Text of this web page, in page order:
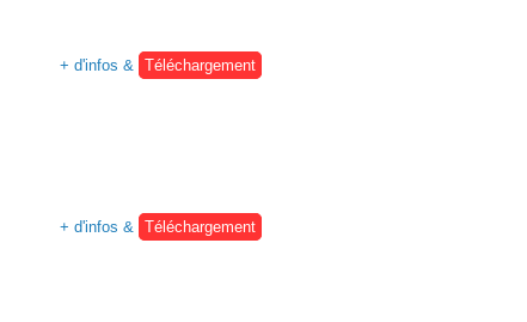
+ d'infos &
Téléchargement
+ d'infos &
Téléchargement